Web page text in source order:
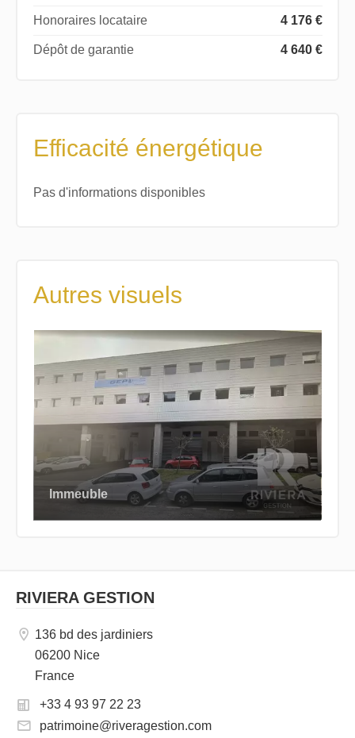
Honoraires locataire 4 176 €
Dépôt de garantie 4 640 €
Efficacité énergétique
Pas d'informations disponibles
Autres visuels
Immeuble
RIVIERA GESTION
136 bd des jardiniers
06200 Nice
France
+33 4 93 97 22 23
patrimoine@riveragestion.com